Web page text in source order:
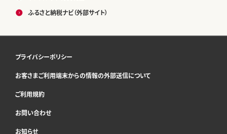
ふるさと納税ナビ（外部サイト）
プライバシーポリシー
お客さまご利用端末からの情報の外部送信について
ご利用規約
お問い合わせ
お知らせ